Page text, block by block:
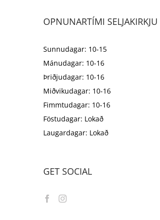
OPNUNARTÍMI SELJAKIRKJU
Sunnudagar: 10-15
Mánudagar: 10-16
Þriðjudagar: 10-16
Miðvikudagar: 10-16
Fimmtudagar: 10-16
Föstudagar: Lokað
Laugardagar: Lokað
GET SOCIAL